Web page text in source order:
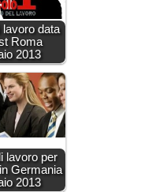
data
Roma
2013
lavoro per
Germania
2013